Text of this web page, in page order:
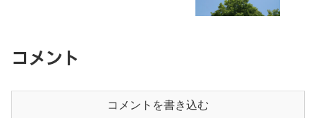
コメント
コメントを書き込む